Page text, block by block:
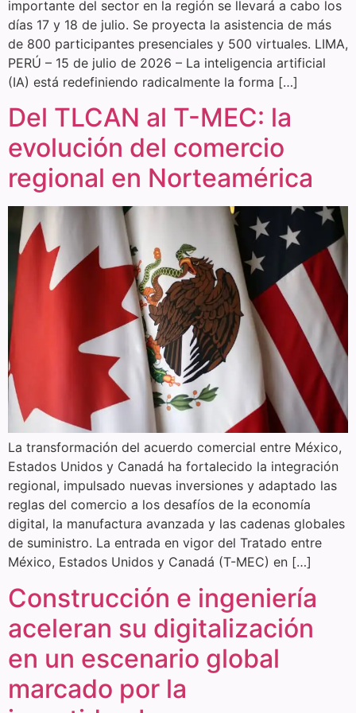
importante del sector en la región se llevará a cabo los
días 17 y 18 de julio. Se proyecta la asistencia de más
de 800 participantes presenciales y 500 virtuales. LIMA,
PERÚ – 15 de julio de 2026 – La inteligencia artificial
(IA) está redefiniendo radicalmente la forma […]
Del TLCAN al T-MEC: la
evolución del comercio
regional en Norteamérica
La transformación del acuerdo comercial entre México,
Estados Unidos y Canadá ha fortalecido la integración
regional, impulsado nuevas inversiones y adaptado las
reglas del comercio a los desafíos de la economía
digital, la manufactura avanzada y las cadenas globales
de suministro. La entrada en vigor del Tratado entre
México, Estados Unidos y Canadá (T-MEC) en […]
Construcción e ingeniería
aceleran su digitalización
en un escenario global
marcado por la